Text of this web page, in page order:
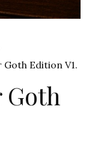
Goth Edition V1.